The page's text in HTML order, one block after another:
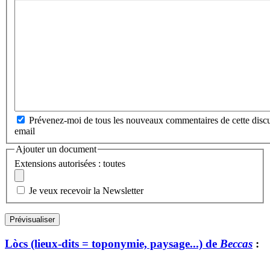
Prévenez-moi de tous les nouveaux commentaires de cette
email
Ajouter un document
Extensions autorisées : toutes
Je veux recevoir la Newsletter
Lòcs (lieux-dits = toponymie, paysage...) de Beccas :